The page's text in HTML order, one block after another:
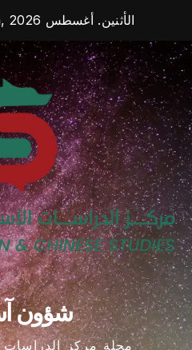
الأثنين. أغسطس 10th, 2026
شؤون
مجلة مركز الدراسات